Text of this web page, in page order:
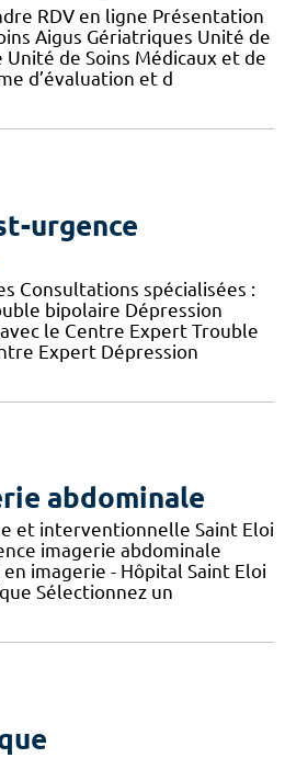
RDV en ligne Présentation
Aigus Gériatriques Unité de
Unité de Soins Médicaux et de
d’évaluation et d
urgence
Consultations spécialisées :
bipolaire Dépression
le Centre Expert Trouble
Expert Dépression
abdominale
et interventionnelle Saint Eloi
imagerie abdominale
imagerie - Hôpital Saint Eloi
Sélectionnez un